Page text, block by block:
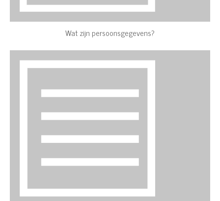
Wat zijn persoonsgegevens?